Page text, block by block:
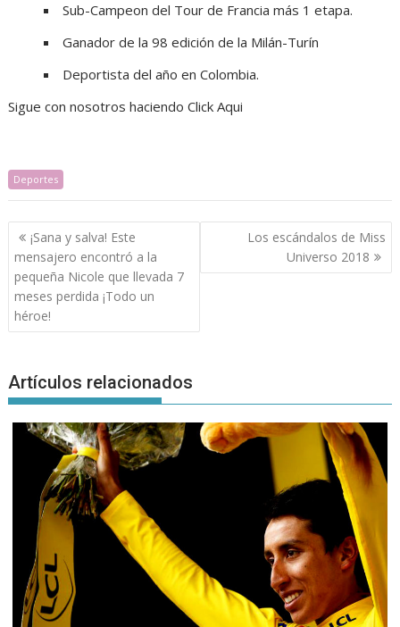
Sub-Campeon del Tour de Francia más 1 etapa.
Ganador de la 98 edición de la Milán-Turín
Deportista del año en Colombia.
Sigue con nosotros haciendo Click Aqui
Deportes
Navegación
de
entradas
¡Sana y salva! Este
mensajero encontró a la
pequeña Nicole que llevada 7
meses perdida ¡Todo un
héroe!
Los escándalos de Miss
Universo 2018
Artículos relacionados